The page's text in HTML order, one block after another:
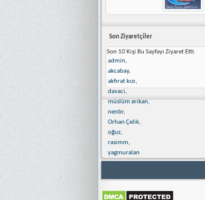
Son Ziyaretçiler
Son 10 Kişi Bu Sayfayı Ziyaret Etti.
admin,
akcabay,
akfırat kızı,
davaci,
müslüm arıkan,
nenbr,
Orhan Çelik,
oğuz,
rasimm,
yagmuralan